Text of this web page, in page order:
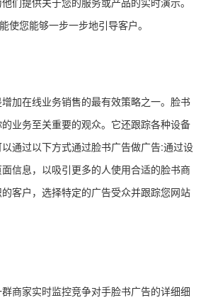
使您能够一步一步地引导客户。
加在线业务销售的最有效策略之一。脸书
业务至关重要的观众。它还跟踪各种设备
以通过以下方式通过脸书广告做广告:通过设
信息，以吸引更多的人使用合适的脸书商
客户，选择特定的广告受众并跟踪您网站
商家实时监控竞争对手脸书广告的详细细